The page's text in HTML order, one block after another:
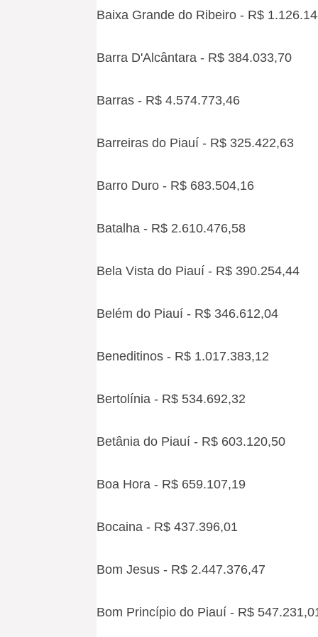
Baixa Grande do Ribeiro - R$
Barra D'Alcântara - R$ 384.033,70
Barras - R$ 4.574.773,46
Barreiras do Piauí - R$ 325.422,63
Barro Duro - R$ 683.504,16
Batalha - R$ 2.610.476,58
Bela Vista do Piauí - R$ 390.254,44
Belém do Piauí - R$ 346.612,04
Beneditinos - R$ 1.017.383,12
Bertolínia - R$ 534.692,32
Betânia do Piauí - R$ 603.120,50
Boa Hora - R$ 659.107,19
Bocaina - R$ 437.396,01
Bom Jesus - R$ 2.447.376,47
Bom Princípio do Piauí - R$